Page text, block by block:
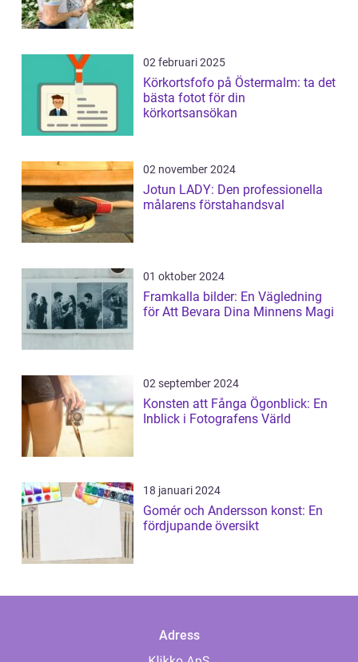
02 februari 2025
Körkortsfofo på Östermalm: ta det
bästa fotot för din
körkortsansökan
02 november 2024
Jotun LADY: Den professionella
målarens förstahandsval
01 oktober 2024
Framkalla bilder: En Vägledning
för Att Bevara Dina Minnens Magi
02 september 2024
Konsten att Fånga Ögonblick: En
Inblick i Fotografens Värld
18 januari 2024
Gomér och Andersson konst: En
fördjupande översikt
Adress